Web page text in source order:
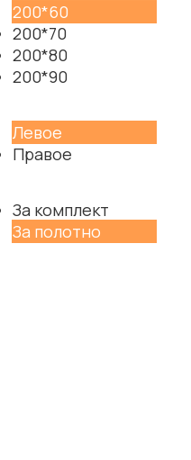
200*60
200*70
200*80
200*90
Левое
Правое
За комплект
За полотно